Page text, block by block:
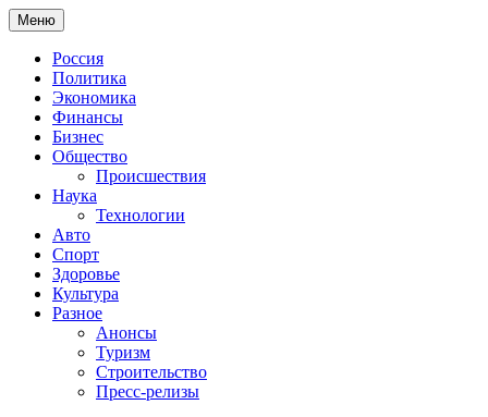
Меню
Россия
Политика
Экономика
Финансы
Бизнес
Общество
Происшествия
Наука
Технологии
Авто
Спорт
Здоровье
Культура
Разное
Анонсы
Туризм
Строительство
Пресс-релизы